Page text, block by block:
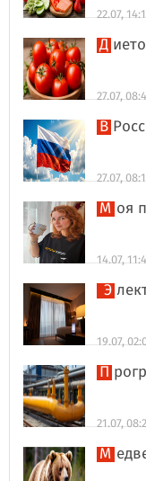
22.07,
27.07,
В
27.07,
14.07,
19.07,
21.07,